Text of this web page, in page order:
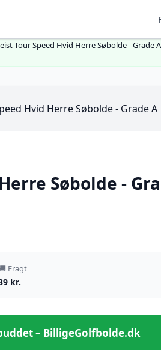
Tour Speed Hvid Herre Søbolde - Grade A
Søbolde -
Fragt
kr.
– BilligeGolfbolde.dk